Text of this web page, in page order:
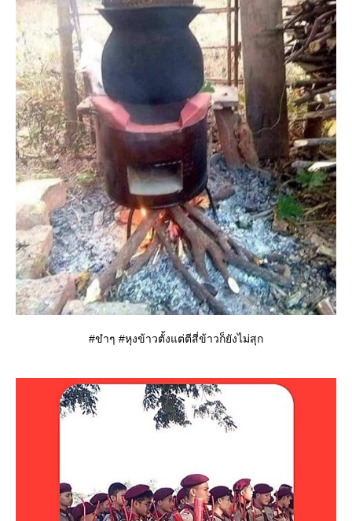
#ขำๆ #หุงข้าวตั้งแต่ตีสี่ข้าวก็ยังไม่สุก